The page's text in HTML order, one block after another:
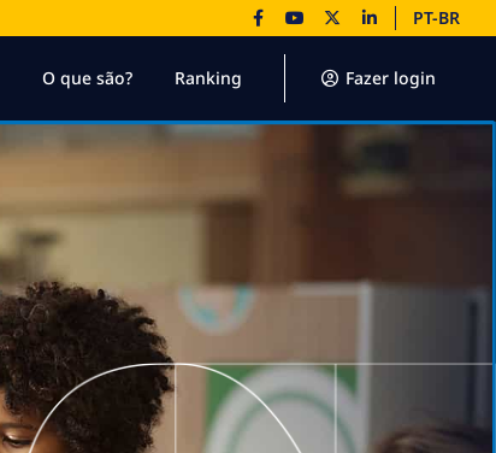
PT-BR
O que são? Ranking Fazer login